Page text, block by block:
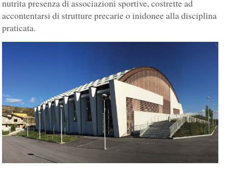
nutrita presenza di associazioni sportive, costrette ad
accontentarsi di strutture precarie o inidonee alla disciplina
praticata.